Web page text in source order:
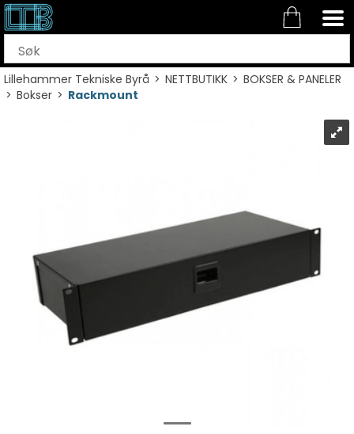
Lillehammer Tekniske Byrå>NETTBUTIKK>BOKSER & PANELER
>Bokser>Rackmount